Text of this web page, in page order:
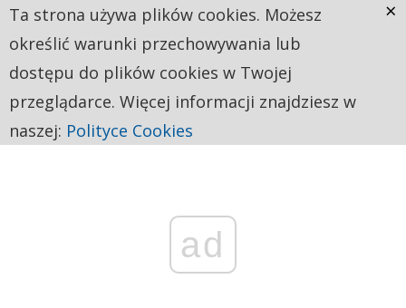
ad
Ta strona używa plików cookies. Możesz
określić warunki przechowywania lub
dostępu do plików cookies w Twojej
przeglądarce. Więcej informacji znajdziesz w
naszej: Polityce Cookies
×